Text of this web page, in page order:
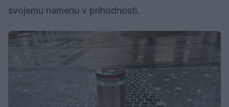
svojemu namenu v prihodnosti.